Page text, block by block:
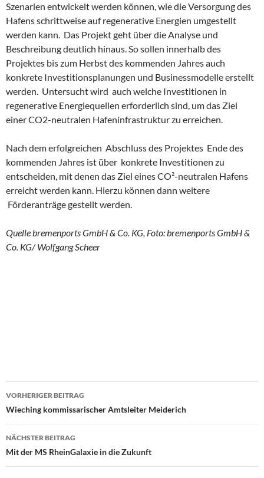
Szenarien entwickelt werden können, wie die Versorgung des
Hafens schrittweise auf regenerative Energien umgestellt
werden kann. Das Projekt geht über die Analyse und
Beschreibung deutlich hinaus. So sollen innerhalb des
Projektes bis zum Herbst des kommenden Jahres auch
konkrete Investitionsplanungen und Businessmodelle erstellt
werden. Untersucht wird auch welche Investitionen in
regenerative Energiequellen erforderlich sind, um das Ziel
einer CO2-neutralen Hafeninfrastruktur zu erreichen.
Nach dem erfolgreichen Abschluss des Projektes Ende des
kommenden Jahres ist über konkrete Investitionen zu
entscheiden, mit denen das Ziel eines CO²-neutralen Hafens
erreicht werden kann. Hierzu können dann weitere
Förderanträge gestellt werden.
Quelle bremenports GmbH & Co. KG, Foto: bremenports GmbH &
Co. KG/ Wolfgang Scheer
Beitragsnavigation
VORHERIGER BEITRAG
Wieching kommissarischer Amtsleiter Meiderich
NÄCHSTER BEITRAG
Mit der MS RheinGalaxie in die Zukunft